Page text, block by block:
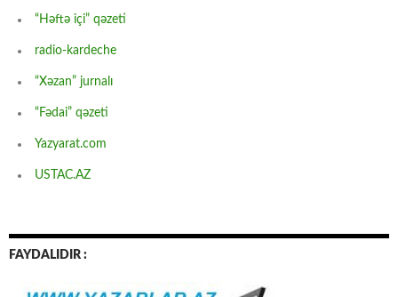
“Həftə içi” qəzeti
radio-kardeche
“Xəzan” jurnalı
“Fədai” qəzeti
Yazyarat.com
USTAC.AZ
FAYDALIDIR :